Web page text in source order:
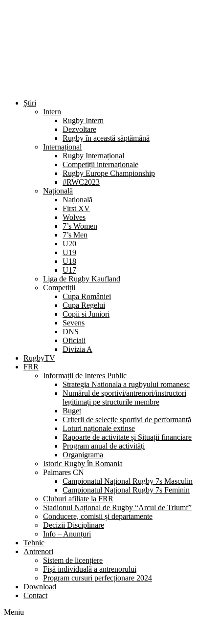
Știri
Intern
Rugby Intern
Dezvoltare
Rugby în această săptămână
Internațional
Rugby Internațional
Competiții internaționale
Rugby Europe Championship
#RWC2023
Națională
Națională
First XV
Wolves
7’s Women
7’s Men
U20
U19
U18
U17
Liga de Rugby Kaufland
Competiții
Cupa României
Cupa Regelui
Copii si Juniori
Sevens
DNS
Oficiali
Divizia A
RugbyTV
FRR
Informații de Interes Public
Strategia Nationala a rugbyului romanesc
Numărul de sportivi/antrenori/instructori
legitimați pe structurile membre
Buget
Criterii de selecție sportivi de performanță
Loturi naționale extinse
Rapoarte de activitate și Situații financiare
Program anual de activități
Organigrama
Istoric Rugby în Romania
Palmares CN
Campionatul Național Rugby 7s Masculin
Campionatul Național Rugby 7s Feminin
Cluburi afiliate la FRR
Stadionul Național de Rugby “Arcul de Triumf”
Conducere, comisii și departamente
Decizii Disciplinare
Info – Anunțuri
Tehnic
Antrenori
Sistem de licențiere
Fișă individuală a antrenorului
Program cursuri perfecționare 2024
Download
Contact
Meniu